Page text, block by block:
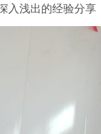
入浅出的经验分